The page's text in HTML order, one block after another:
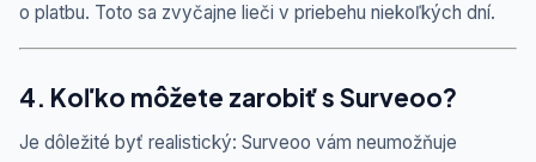
o platbu. Toto sa zvyčajne lieči v priebehu niekoľkých dní.
4. Koľko môžete zarobiť s Surveoo?
Je dôležité byť realistický: Surveoo vám neumožňuje